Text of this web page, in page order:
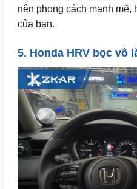
nên phong cách mạnh mẽ,
của bạn.
5. Honda HRV bọc vô